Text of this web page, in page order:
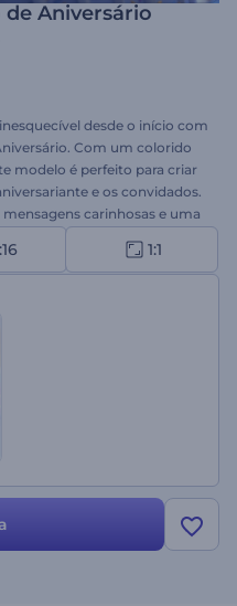
Aniversário
desde o início com
Com um colorido
modelo é perfeito para criar
e os convidados.
carinhosas e uma
introdução única para sua
festas de aniversário, cartões
mais. Experimente agora!
1:1